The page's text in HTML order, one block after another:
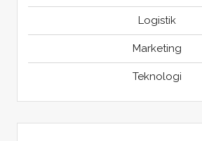
Logistik
Marketing
Teknologi